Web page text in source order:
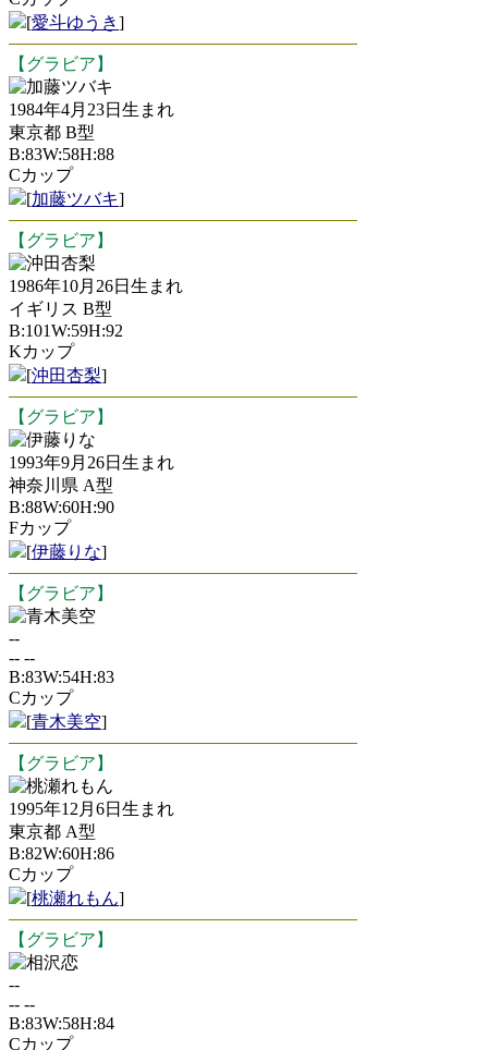
[愛斗ゆうき]
【グラビア】
加藤ツバキ
1984年4月23日生まれ
東京都 B型
B:83W:58H:88
Cカップ
[加藤ツバキ]
【グラビア】
沖田杏梨
1986年10月26日生まれ
イギリス B型
B:101W:59H:92
Kカップ
[沖田杏梨]
【グラビア】
伊藤りな
1993年9月26日生まれ
神奈川県 A型
B:88W:60H:90
Fカップ
[伊藤りな]
【グラビア】
青木美空
--
-- --
B:83W:54H:83
Cカップ
[青木美空]
【グラビア】
桃瀬れもん
1995年12月6日生まれ
東京都 A型
B:82W:60H:86
Cカップ
[桃瀬れもん]
【グラビア】
相沢恋
--
-- --
B:83W:58H:84
Cカップ